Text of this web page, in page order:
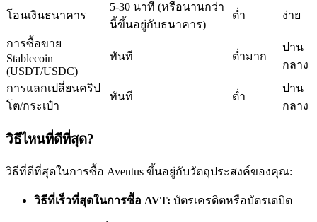
เป็นเทรดเดอร์คัดลอก
ลอกการซื้อขาย
โอนเงินธนาคาร
5-30 นาที (หรือนานกว่า
นี้ขึ้นอยู่กับธนาคาร)
ต่ำ ง่าย
การซื้อขาย
Stablecoin
(USDT/USDC)
ทันที ต่ำมาก
ปาน
กลาง
การแลกเปลี่ยนคริป
โต/กระเป๋า
ทันที ต่ำ
ปาน
กลาง
วิธีไหนที่ดีที่สุด?
วิธีที่ดีที่สุดในการซื้อ Aventus ขึ้นอยู่กับวัตถุประสงค์ของคุณ:
วิธีที่เร็วที่สุดในการซื้อ AVT: บัตรเครดิตหรือบัตรเดบิต